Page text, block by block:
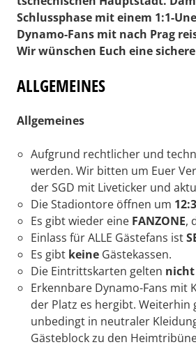
Schlussphase mit einem 1:1-
Dynamo-Fans mit nach Prag
Wir wünschen Euch eine
ALLGEMEINES
Allgemeines
Aufgrund rechtlicher und
werden. Wir bitten um Euer
der SGD mit Liveticker und
Die Stadiontore öffnen um
Es gibt wieder eine FANZONE,
Einlass für ALLE Gästefans ist
Es gibt keine Gästekassen.
Die Eintrittskarten gelten nicht
Erkennbare Dynamo-Fans mit
der Platz es hergibt.
unbedingt in neutraler
Gästeblock zu den